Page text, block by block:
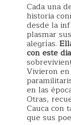
Cada una
historia
desde la
plasmar
alegrías.
con este
Vivieron
en las
Otras,
Cauca con
que sus